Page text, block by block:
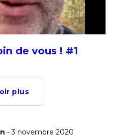
de vous ! #1
plus
- 3 novembre 2020